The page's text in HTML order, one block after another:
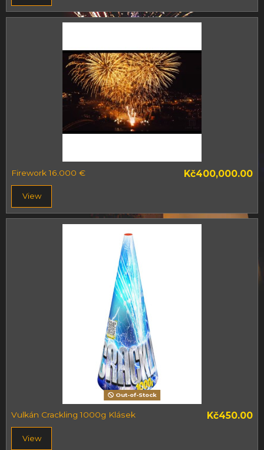
Firework 16.000 € Kč400,000.00
View
Out-of-Stock
Vulkán Crackling 1000g Klásek Kč450.00
View